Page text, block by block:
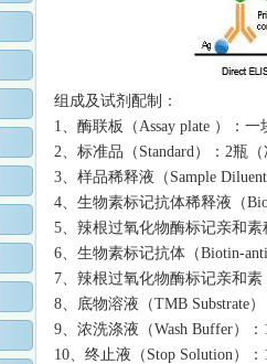
组成及试剂配制：
1、酶联板（Assay plate ）：
2、标准品（Standard）：2瓶
3、样品稀释液（Sample
4、生物素标记抗体稀释液（
5、辣根过氧化物酶标记亲和
6、生物素标记抗体（Biotin-
7、辣根过氧化物酶标记亲和素
8、底物溶液（TMB Substrate
9、浓洗涤液（Wash Buffer）
10、终止液（Stop Solution）